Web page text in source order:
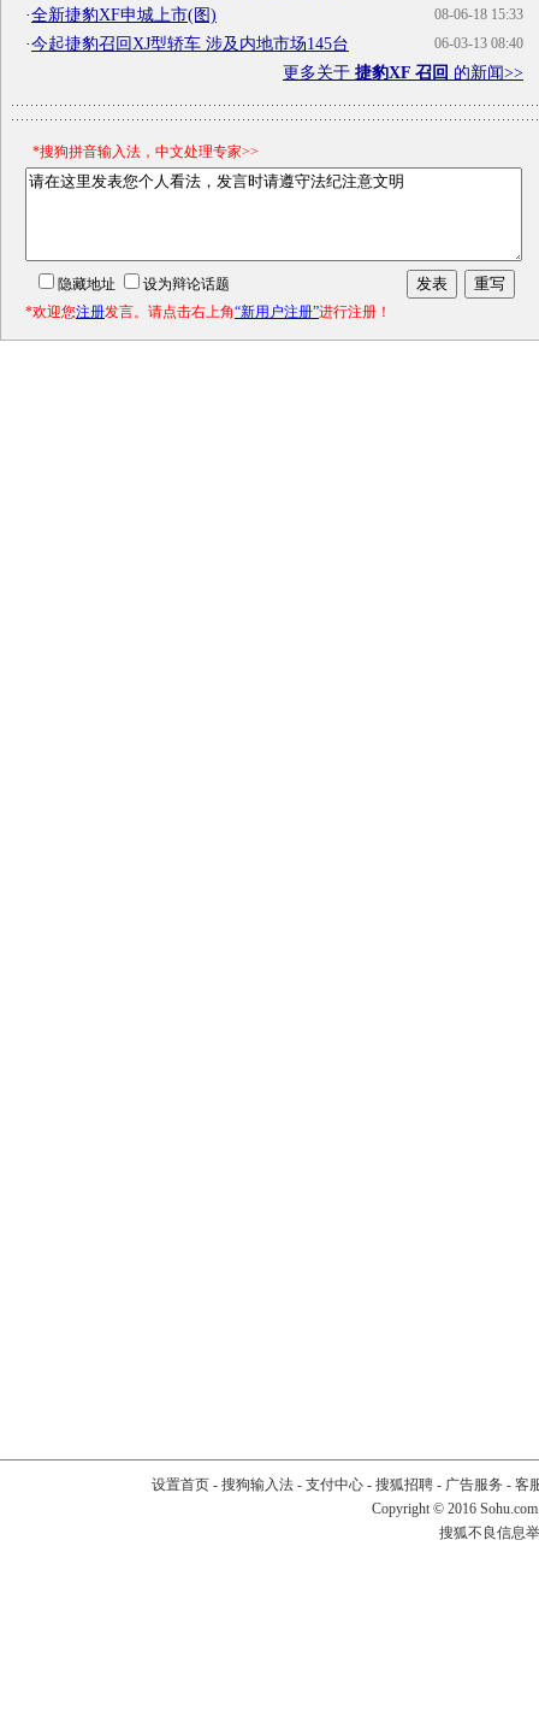
08-06-18 15:33
·全新捷豹XF申城上市(图)
06-03-13 08:40
·今起捷豹召回XJ型轿车 涉及内地市场145台
更多关于 捷豹XF 召回 的新闻>>
*搜狗拼音输入法，中文处理专家>>
隐藏地址
设为辩论话题
*欢迎您注册发言。请点击右上角“新用户注册”进行注册！
设置首页- 搜狗输入法- 支付中心- 搜狐招聘- 广告服务 - 客
Copyright © 2016
搜狐不良信息